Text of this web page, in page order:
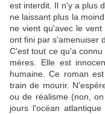
est interdit. Il n'y a plus
ne laissant plus la
ne vient qu'avec le
ont fini par s'amenuiser
C'est tout ce qu'a
mères. Elle est
humaine. Ce roman
train de mourir.
ou de réalisme (non,
jours l'océan